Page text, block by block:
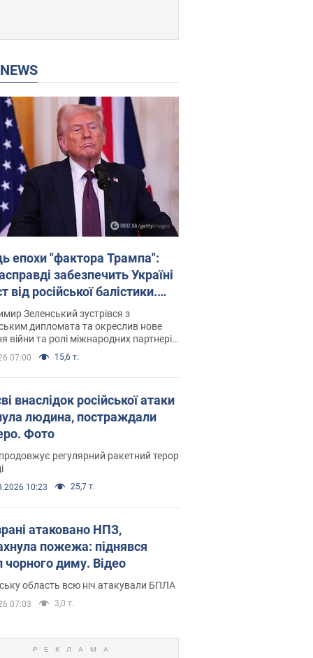
NEWS
епохи "фактора Трампа":
забезпечить Україні
від російської балістики.
з Безсмертним
Зеленський зустрівся з
дипломата та окреслив нове
війни та ролі міжнародних партнерів
з Росією
07:00 15,6 т.
внаслідок російської атаки
людина, постраждали
Фото
регулярний ракетний терор
10:23 25,7 т.
атаковано НПЗ,
пожежа: піднявся
чорного диму. Відео
область всю ніч атакували БПЛА
07:03 3,0 т.